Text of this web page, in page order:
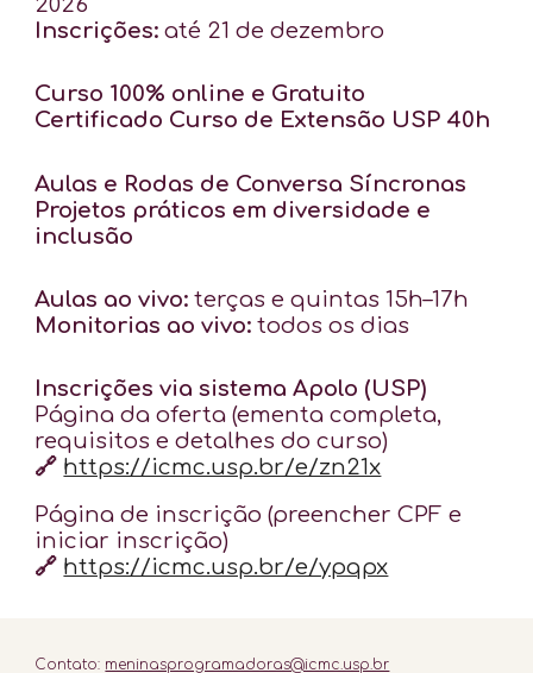
2026
Inscrições:até 21 de dezembro
Curso 100% online e Gratuito
Certificado Curso de Extensão USP 40h
Aulas e Rodas de Conversa Síncronas
Projetos práticos em diversidade e
inclusão
Aulas ao vivo:terças e quintas 15h–17h
Monitorias ao vivo:todos os dias
Inscrições via sistema Apolo (USP)
Página da oferta (ementa completa,
requisitos e detalhes do curso)
🔗 https://icmc.usp.br/e/zn21x
Página de inscrição (preencher CPF e
iniciar inscrição)
🔗 https://icmc.usp.br/e/ypqpx
Contato: meninasprogramadoras@icmc.usp.br